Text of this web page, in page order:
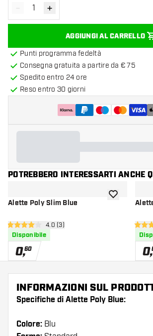
Diminuisci quantità
- Aumenta quantità
+
AGGIUNGI AL CARRELLO
Punti programma fedeltà
Consegna gratuita a partire da € 75
Spedito entro 24 ore
Reso entro 30 giorni
POTREBBERO INTERESSARTI ANCHE
Alette Poly Slim Blue
apri pannello recensioni
4 stelle di valutazione
4.0 (3)
Disponibile
0,60
aggiungi alla
4.6
0,
INFORMAZIONI SUL
Specifiche di Alette Poly Blue:
Colore: Blu